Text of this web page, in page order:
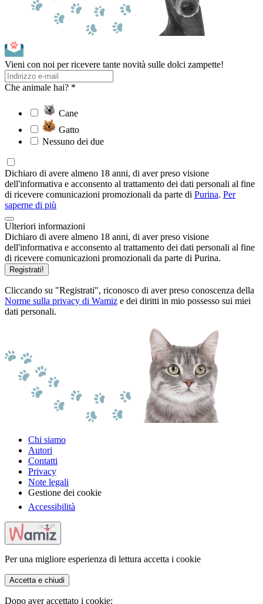
Vieni con noi per ricevere tante novità sulle dolci zampette!
Che animale hai? *
Cane
Gatto
Nessuno dei due
Dichiaro di avere almeno 18 anni, di aver preso visione
dell'informativa e acconsento al trattamento dei dati personali al fine
di ricevere comunicazioni promozionali da parte di Purina. Per
saperne di più
Ulteriori informazioni
Dichiaro di avere almeno 18 anni, di aver preso visione
dell'informativa e acconsento al trattamento dei dati personali al fine
di ricevere comunicazioni promozionali da parte di Purina.
Registrati!
Cliccando su "Registrati", riconosco di aver preso conoscenza della
Norme sulla privacy di Wamiz e dei diritti in mio possesso sui miei
dati personali.
Chi siamo
Autori
Contatti
Privacy
Note legali
Gestione dei cookie
Accessibilità
Per una migliore esperienza di lettura accetta i cookie
Accetta e chiudi
Dopo aver accettato i cookie: